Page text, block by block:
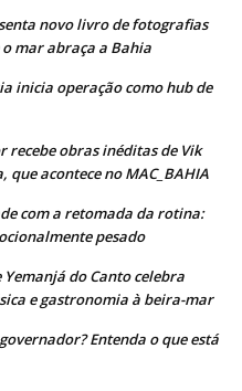
novo livro de fotografias
mar abraça a Bahia
inicia operação como hub de
recebe obras inéditas de Vik
acontece no MAC_BAHIA
com a retomada da rotina:
pesado
Yemanjá do Canto celebra
e gastronomia à beira-mar
Entenda o que está